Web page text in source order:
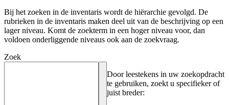
Bij het zoeken in de inventaris wordt de hiërarchie gevolgd. De
rubrieken in de inventaris maken deel uit van de beschrijving op een
lager niveau. Komt de zoekterm in een hoger niveau voor, dan
voldoen onderliggende niveaus ook aan de zoekvraag.
Zoek
Door leestekens in uw zoekopdracht
te gebruiken, zoekt u specifieker of
juist breder: